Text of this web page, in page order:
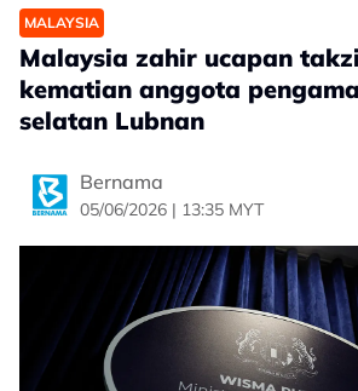
MALAYSIA
Malaysia zahir ucapan
kematian anggota
selatan Lubnan
Bernama
05/06/2026 | 13:35 MYT